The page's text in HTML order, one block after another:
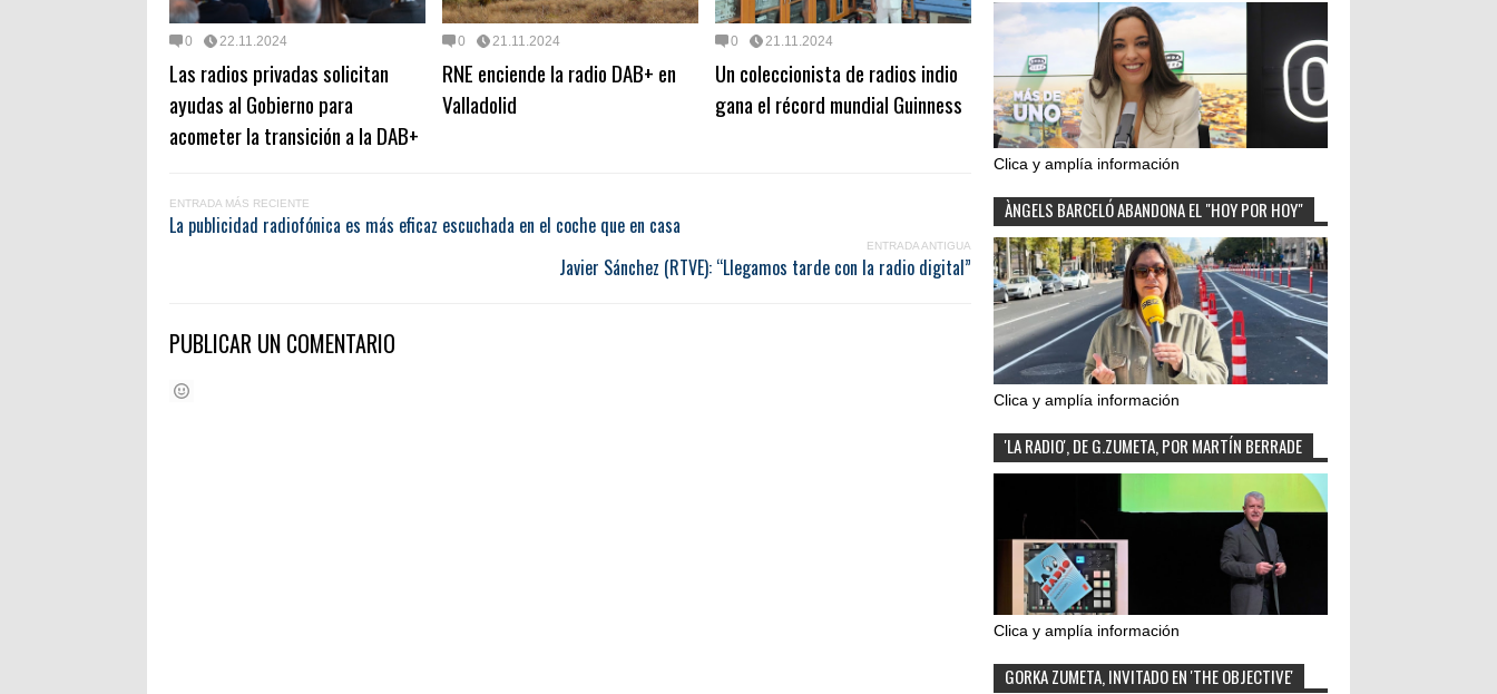
0 22.11.2024
Las radios privadas solicitan
ayudas al Gobierno para
acometer la transición a la DAB+
0 21.11.2024
RNE enciende la radio DAB+ en
Valladolid
0 21.11.2024
Un coleccionista de radios indio
gana el récord mundial Guinness
ENTRADA MÁS RECIENTE
La publicidad radiofónica es más eficaz escuchada en el coche que en casa
ENTRADA ANTIGUA
Javier Sánchez (RTVE): “Llegamos tarde con la radio digital”
PUBLICAR UN COMENTARIO
Clica y amplía información
ÀNGELS BARCELÓ ABANDONA EL "HOY POR HOY"
Clica y amplía información
'LA RADIO', DE G.ZUMETA, POR MARTÍN BERRADE
Clica y amplía información
GORKA ZUMETA, INVITADO EN 'THE OBJECTIVE'